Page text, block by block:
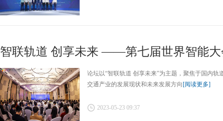
智联轨道 创享未来 ——第七届世界智能大
论坛以“智联轨道 创享未来”为主题，聚焦于国内
交通产业的发展现状和未来发展方向 [阅读更多]
2023-05-23 09:37